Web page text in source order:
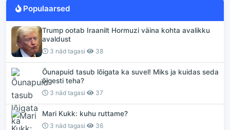
Populaarsed
Trump ootab Iraanilt Hormuzi väina kohta avalikku
avaldust
3 näd tagasi 38
Õunapuid tasub lõigata ka suvel! Miks ja kuidas seda
õigesti teha?
3 näd tagasi 37
Mari Kukk: kuhu ruttame?
3 näd tagasi 36